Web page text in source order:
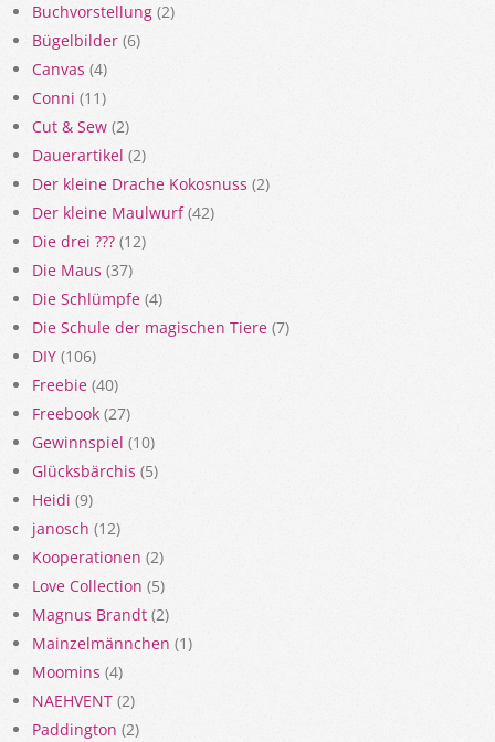
Buchvorstellung (2)
Bügelbilder (6)
Canvas (4)
Conni (11)
Cut & Sew (2)
Dauerartikel (2)
Der kleine Drache Kokosnuss (2)
Der kleine Maulwurf(42)
Die drei ??? (12)
Die Maus (37)
Die Schlümpfe (4)
Die Schule der magischen Tiere (7)
DIY (106)
Freebie (40)
Freebook (27)
Gewinnspiel (10)
Glücksbärchis (5)
Heidi (9)
janosch (12)
Kooperationen (2)
Love Collection (5)
Magnus Brandt (2)
Mainzelmännchen (1)
Moomins (4)
NAEHVENT (2)
Paddington (2)